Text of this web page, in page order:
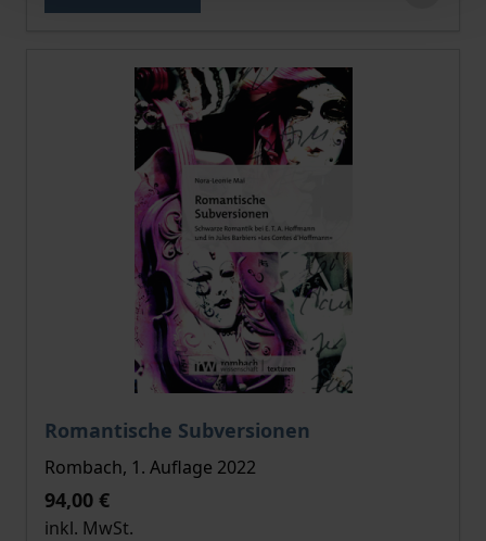
Romantische Subversionen
Der Preis dieses Titels richtet sich nach der
Rombach, 1. Auflage 2022
94,00 €
inkl. MwSt.